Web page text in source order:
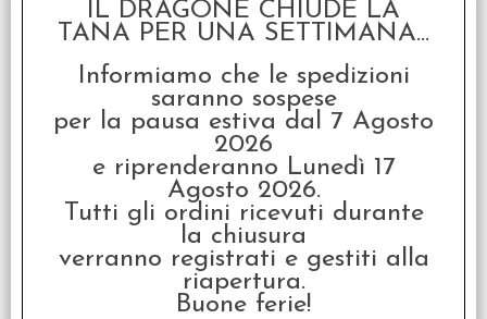
Warhammer 40.000 -
Primarchi: Magnus il
Rosso, Signore di
Prospero Vol.3
€19,90
IL DRAGONE CHIUDE LA
TANA PER UNA SETTIMANA...
Informiamo che le spedizioni
saranno sospese
per la pausa estiva dal 7 Agosto
2026
e riprenderanno Lunedì 17
Agosto 2026.
Tutti gli ordini ricevuti durante
la chiusura
verranno registrati e gestiti alla
riapertura.
Buone ferie!